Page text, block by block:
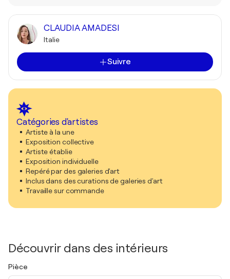
CLAUDIA AMADESI
Italie
Suivre
Catégories d'artistes
Artiste à la une
Exposition collective
Artiste établie
Exposition individuelle
Repéré par des galeries d'art
Inclus dans des curations de galeries d'art
Travaille sur commande
Découvrir dans des intérieurs
Pièce